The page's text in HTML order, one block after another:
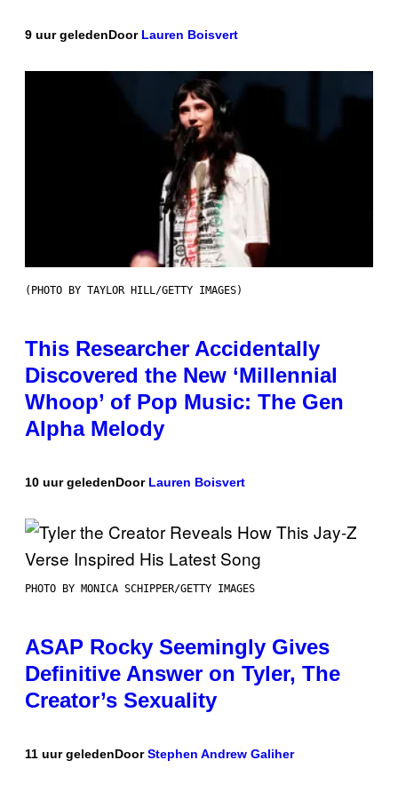
9 uur geledenDoor Lauren Boisvert
(PHOTO BY TAYLOR HILL/GETTY IMAGES)
This Researcher Accidentally
Discovered the New ‘Millennial
Whoop’ of Pop Music: The Gen
Alpha Melody
10 uur geledenDoor Lauren Boisvert
PHOTO BY MONICA SCHIPPER/GETTY IMAGES
ASAP Rocky Seemingly Gives
Definitive Answer on Tyler, The
Creator’s Sexuality
11 uur geledenDoorStephen Andrew Galiher